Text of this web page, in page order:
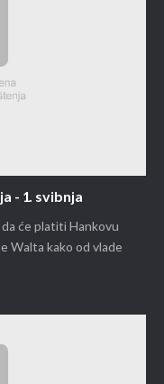
- 1. svibnja
će platiti Hankovu
Walta kako od vlade